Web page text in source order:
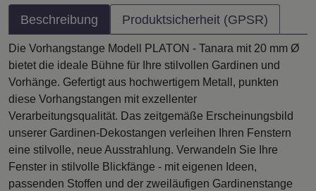
Beschreibung Produktsicherheit (GPSR)
Die Vorhangstange Modell PLATON - Tanara mit 20 mm Ø
bietet die ideale Bühne für Ihre stilvollen Gardinen und
Vorhänge. Gefertigt aus hochwertigem Metall, punkten
diese Vorhangstangen mit exzellenter
Verarbeitungsqualität. Das zeitgemäße Erscheinungsbild
unserer Gardinen-Dekostangen verleihen Ihren Fenstern
eine stilvolle, neue Ausstrahlung. Verwandeln Sie Ihre
Fenster in stilvolle Blickfänge - mit eigenen Ideen,
passenden Stoffen und der zweiläufigen Gardinenstange